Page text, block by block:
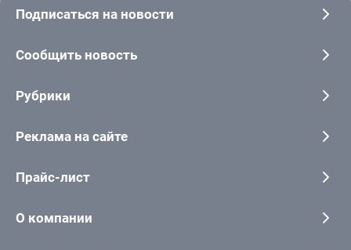
Подписаться на новости
Сообщить новость
Рубрики
Реклама на сайте
Прайс-лист
О компании